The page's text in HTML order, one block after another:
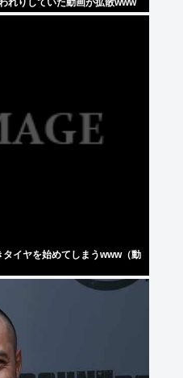
れりしていた動画が拡散www
イヤを始めてしまうwww（動